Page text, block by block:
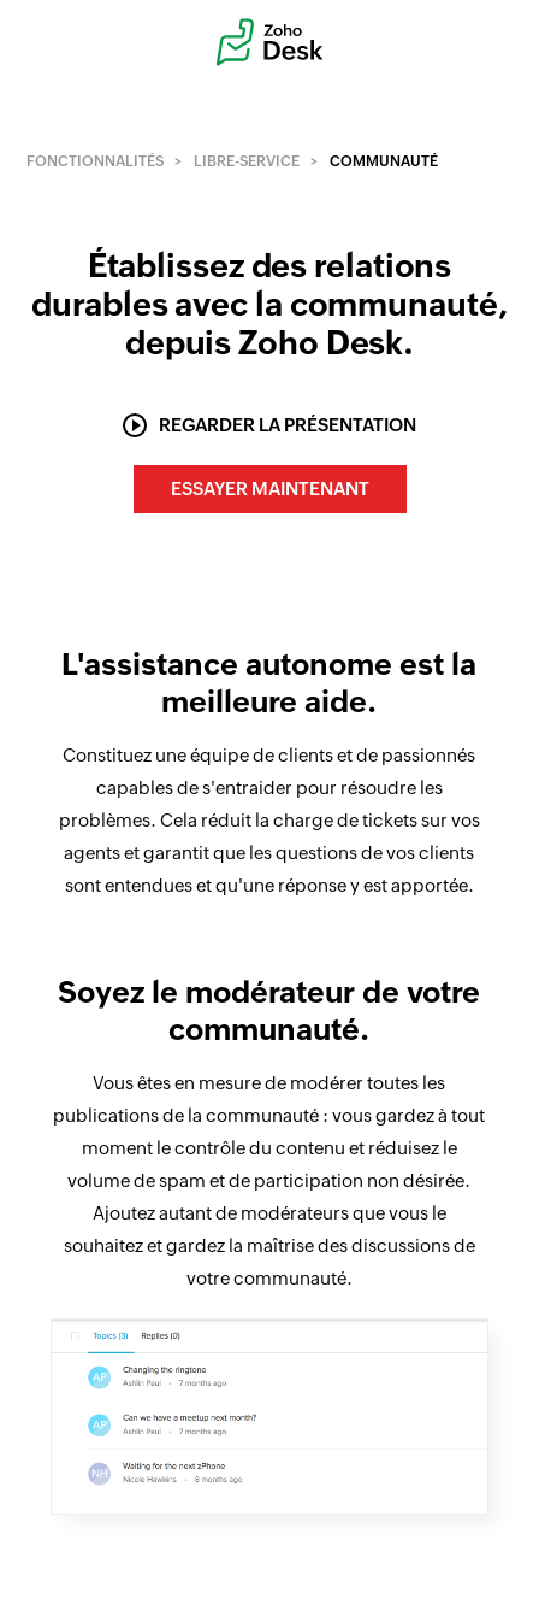
FONCTIONNALITÉS LIBRE-SERVICE COMMUNAUTÉ
Établissez des relations
durables avec la communauté,
depuis Zoho Desk.
REGARDER LA PRÉSENTATION
ESSAYER MAINTENANT
L'assistance autonome est la
meilleure aide.
Constituez une équipe de clients et de passionnés
capables de s'entraider pour résoudre les
problèmes. Cela réduit la charge de tickets sur vos
agents et garantit que les questions de vos clients
sont entendues et qu'une réponse y est apportée.
Soyez le modérateur de votre
communauté.
Vous êtes en mesure de modérer toutes les
publications de la communauté : vous gardez à tout
moment le contrôle du contenu et réduisez le
volume de spam et de participation non désirée.
Ajoutez autant de modérateurs que vous le
souhaitez et gardez la maîtrise des discussions de
votre communauté.